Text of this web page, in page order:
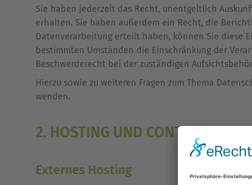
Sie haben jederzeit das Recht, unentgeltlich
erhalten. Sie haben außerdem ein Recht, die
Datenverarbeitung erteilt haben, können Sie diese
bestimmten Umständen die Einschränkung der
Beschwerderecht bei der zuständigen
Hierzu sowie zu weiteren Fragen zum Thema
wenden.
2. HOSTING UND CONTENT
Externes Hosting